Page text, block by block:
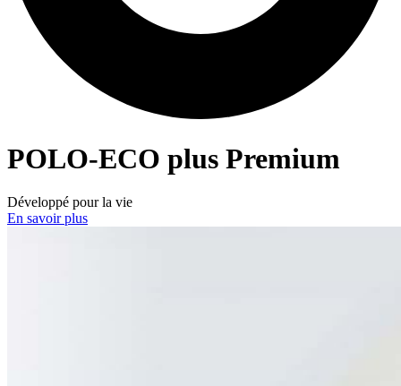
POLO-ECO plus Premium
Développé pour la vie
En savoir plus